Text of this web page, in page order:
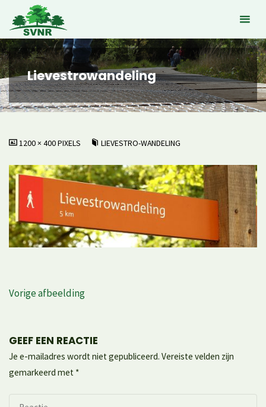
naar
de
inhoud
Lievestrowandeling
VOLLEDIGE
1200 × 400PIXELS LIEVESTRO-WANDELING
Vorige afbeelding
GEEF EEN REACTIE
Je e-mailadres wordt niet gepubliceerd. Vereiste velden zijn
gemarkeerd met *